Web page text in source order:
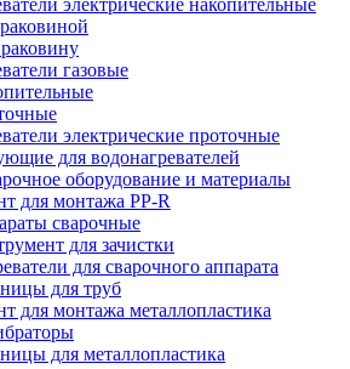
электрические накопительные
газовые
электрические проточные
для водонагревателей
оборудование и материалы
для монтажа PP-R
сварочные
для зачистки
для сварочного аппарата
для труб
для монтажа металлопластика
для металлопластика